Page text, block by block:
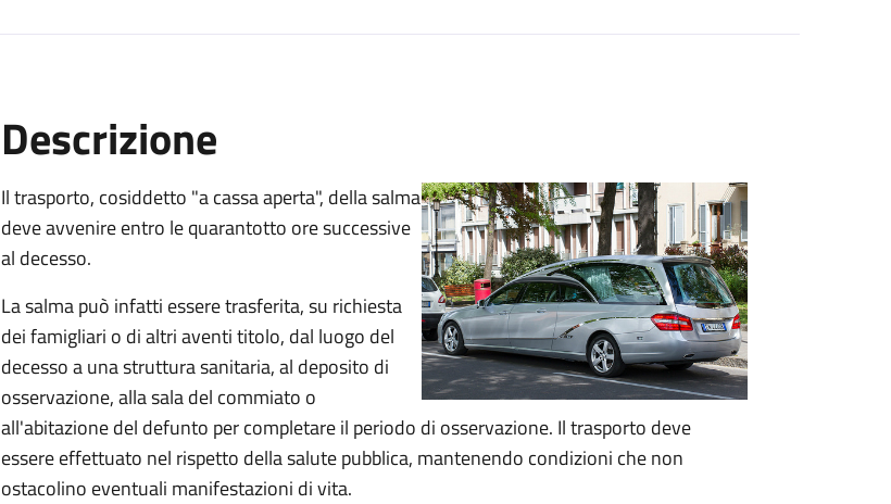
Descrizione
Il trasporto, cosiddetto "a cassa aperta", della salma
deve avvenire entro le quarantotto ore successive
al decesso.
La salma può infatti essere trasferita, su richiesta
dei famigliari o di altri aventi titolo, dal luogo del
decesso a una struttura sanitaria, al deposito di
osservazione, alla sala del commiato o
all'abitazione del defunto percompletare il periodo di osservazione. Il trasporto deve
essere effettuato nel rispetto della salute pubblica, mantenendo condizioni che non
ostacolino eventuali manifestazioni di vita.